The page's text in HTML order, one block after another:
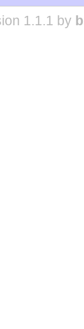
1.1.1 by